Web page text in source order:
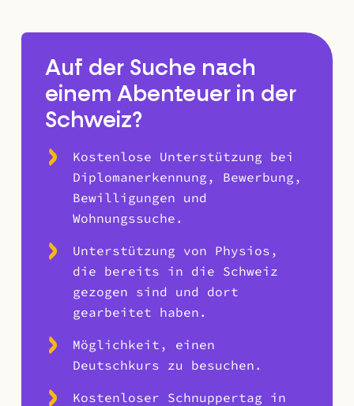
Auf der Suche nach
einem Abenteuer in der
Schweiz?
Kostenlose Unterstützung bei
Diplomanerkennung, Bewerbung,
Bewilligungen und
Wohnungssuche.
Unterstützung von Physios,
die bereits in die Schweiz
gezogen sind und dort
gearbeitet haben.
Möglichkeit, einen
Deutschkurs zu besuchen.
Kostenloser Schnuppertag in